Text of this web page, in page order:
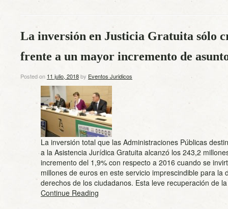
La inversión en Justicia Gratuita sólo
frente a un mayor incremento de
Posted on 11 julio, 2018by Eventos Juridicos
La inversión total que las Administraciones Públicas
a la Asistencia Jurídica Gratuita alcanzó los 243,2
incremento del 1,9% con respecto a 2016 cuando se
millones de euros en este servicio imprescindible para la
derechos de los ciudadanos. Esta leve recuperación de
Continue Reading